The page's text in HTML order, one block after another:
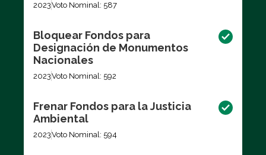
2023Voto Nominal: 587
Bloquear Fondos para
Designación de Monumentos
Nacionales
2023Voto Nominal: 592
Frenar Fondos para la Justicia
Ambiental
2023Voto Nominal: 594